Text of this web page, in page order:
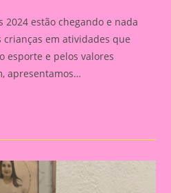
estão chegando e nada
em atividades que
esporte e pelos valores
apresentamos…